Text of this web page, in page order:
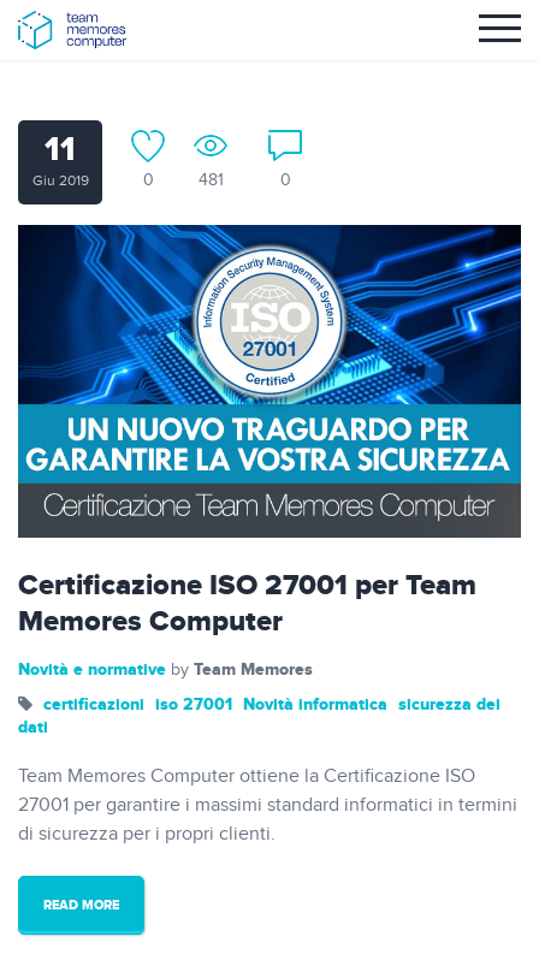
11
Giu 2019 0 481 0
Certificazione ISO 27001 per Team
Memores Computer
Novità e normative by Team Memores
certificazioni iso 27001 Novità informatica sicurezza dei
dati
Team Memores Computer ottiene la Certificazione ISO
27001 per garantire i massimi standard informatici in termini
di sicurezza per i propri clienti.
READ MORE